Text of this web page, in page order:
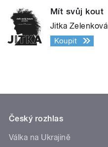
Mít svůj kout
Jitka Zelenková
Koupit
Český rozhlas
Válka na Ukrajině